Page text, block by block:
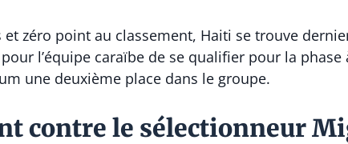
et zéro point au classement, Haiti se trouve
l’équipe caraïbe de se qualifier pour la
une deuxième place dans le groupe.
contre le sélectionneur